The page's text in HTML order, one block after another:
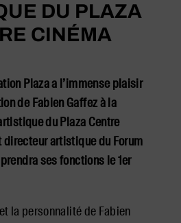
DU PLAZA
CINÉMA
Plaza a l’immense plaisir
de Fabien Gaffez à la
du Plaza Centre
artistique du Forum
ses fonctions le 1er
la personnalité de Fabien